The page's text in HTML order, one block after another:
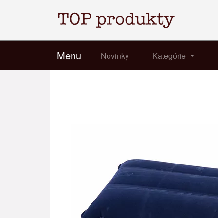
Menu Novinky Kategórie